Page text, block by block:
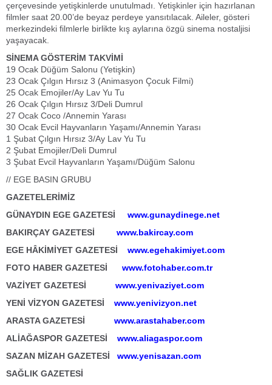
çerçevesinde yetişkinlerde unutulmadı. Yetişkinler için hazırlanan
filmler saat 20.00’de beyaz perdeye yansıtılacak. Aileler, gösteri
merkezindeki filmlerle birlikte kış aylarına özgü sinema nostaljisi
yaşayacak.
SİNEMA GÖSTERİM TAKVİMİ
19 Ocak Düğüm Salonu (Yetişkin)
23 Ocak Çılgın Hırsız 3 (Animasyon Çocuk Filmi)
25 Ocak Emojiler/Ay Lav Yu Tu
26 Ocak Çılgın Hırsız 3/Deli Dumrul
27 Ocak Coco /Annemin Yarası
30 Ocak Evcil Hayvanların Yaşamı/Annemin Yarası
1 Şubat Çılgın Hırsız 3/Ay Lav Yu Tu
2 Şubat Emojiler/Deli Dumrul
3 Şubat Evcil Hayvanların Yaşamı/Düğüm Salonu
// EGE BASIN GRUBU
GAZETELERİMİZ
GÜNAYDIN EGE GAZETESİ
www.gunaydinege.net
BAKIRÇAY GAZETESİ www.bakircay.com
EGE HÂKİMİYET GAZETESİ
www.egehakimiyet.com
FOTO HABER GAZETESİ
www.fotohaber.com.tr
VAZİYET GAZETESİ www.yenivaziyet.com
YENİ VİZYON GAZETESİ
www.yenivizyon.net
ARASTA GAZETESİ www.arastahaber.com
ALİAĞASPOR GAZETESİ
www.aliagaspor.com
SAZAN MİZAH GAZETESİ
www.yenisazan.com
SAĞLIK GAZETESİ